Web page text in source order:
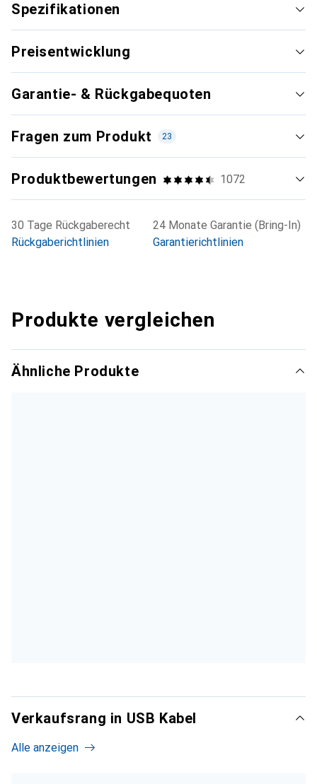
Spezifikationen
Preisentwicklung
Garantie- & Rückgabequoten
Fragen zum Produkt 23
Produktbewertungen 1072
30 Tage Rückgaberecht
Rückgaberichtlinien
24 Monate Garantie (Bring-In)
Garantierichtlinien
Produkte vergleichen
Ähnliche Produkte
Verkaufsrang in USB Kabel
Alle anzeigen